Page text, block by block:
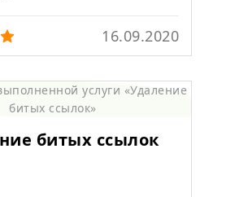
16.09.2020
битых ссылок